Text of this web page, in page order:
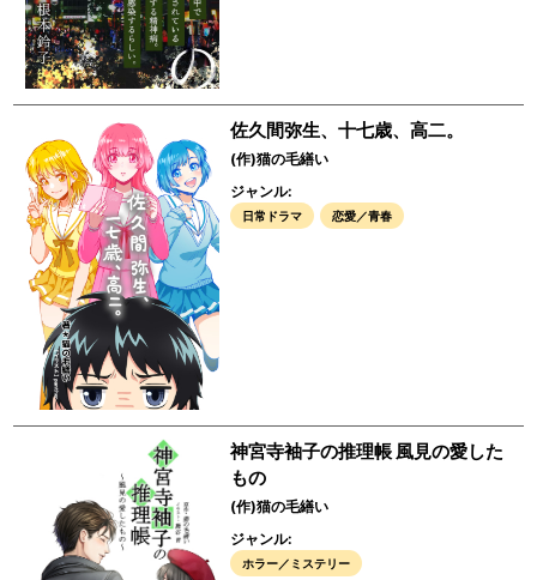
佐久間弥生、十七歳、高二。
(作)猫の毛繕い
ジャンル:
日常ドラマ 恋愛／青春
神宮寺袖子の推理帳 風見の愛した
もの
(作)猫の毛繕い
ジャンル:
ホラー／ミステリー